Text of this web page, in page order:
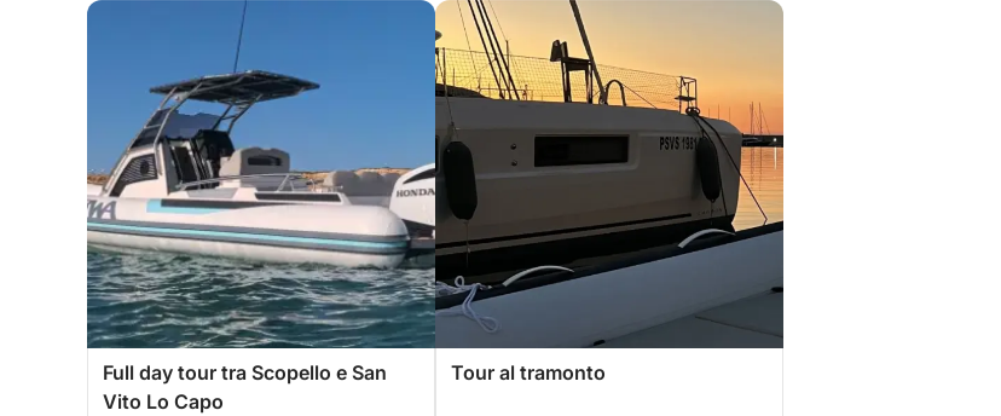
Full day tour tra Scopello e San
Vito Lo Capo
Tour al tramonto